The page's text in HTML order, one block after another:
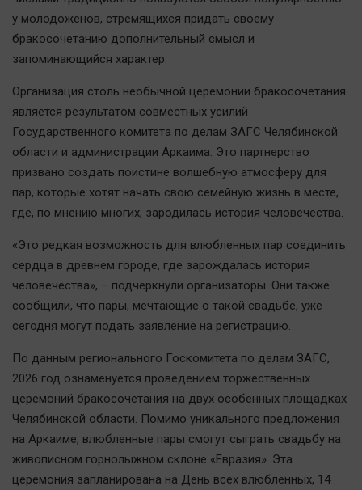
Отраслевые темы
Образование
Банки
Медиаграмотность
Медицина
Новости компаний
Прогулки по городу Ч
Спецпроект
Статистика
Bookworms
Online-консультация
Актуальная тема
Афиша
у молодоженов, стремящихся придать своему
бракосочетанию дополнительный смысл и
запоминающийся характер.
Организация столь необычной церемонии бракосочетания
является результатом совместных усилий
Государственного комитета по делам ЗАГС Челябинской
области и администрации Аркаима. Это партнерство
призвано создать поистине волшебную атмосферу для
пар, которые хотят начать свою семейную жизнь в месте,
где, по мнению многих, зародилась история человечества.
«Это редкая возможность для влюбленных пар соединить
сердца в древнем городе, где зарождалась история
человечества», – подчеркнули организаторы. Они также
сообщили, что пары, мечтающие о такой свадьбе, уже
сегодня могут подать заявление на регистрацию.
По данным регионального Госкомитета по делам ЗАГС,
2026 год ознаменуется проведением торжественных
церемоний бракосочетания на двух особенных площадках
Челябинской области. Помимо уникального предложения
на Аркаиме, влюбленные пары смогут сыграть свадьбу на
живописном горнолыжном склоне «Евразия». Эта
церемония запланирована на День всех влюбленных, 14